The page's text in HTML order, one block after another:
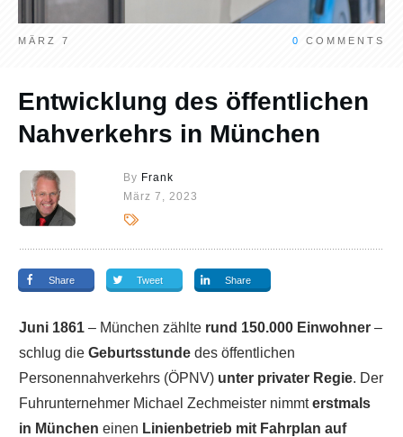
MÄRZ 7 0 COMMENTS
Entwicklung des öffentlichen
Nahverkehrs in München
By Frank
März 7, 2023
Share Tweet Share
Juni 1861 – München zählte rund 150.000 Einwohner –
schlug die Geburtsstunde des öffentlichen
Personennahverkehrs (ÖPNV) unter privater Regie. Der
Fuhrunternehmer Michael Zechmeister nimmterstmals
in München einen Linienbetrieb mit Fahrplan auf